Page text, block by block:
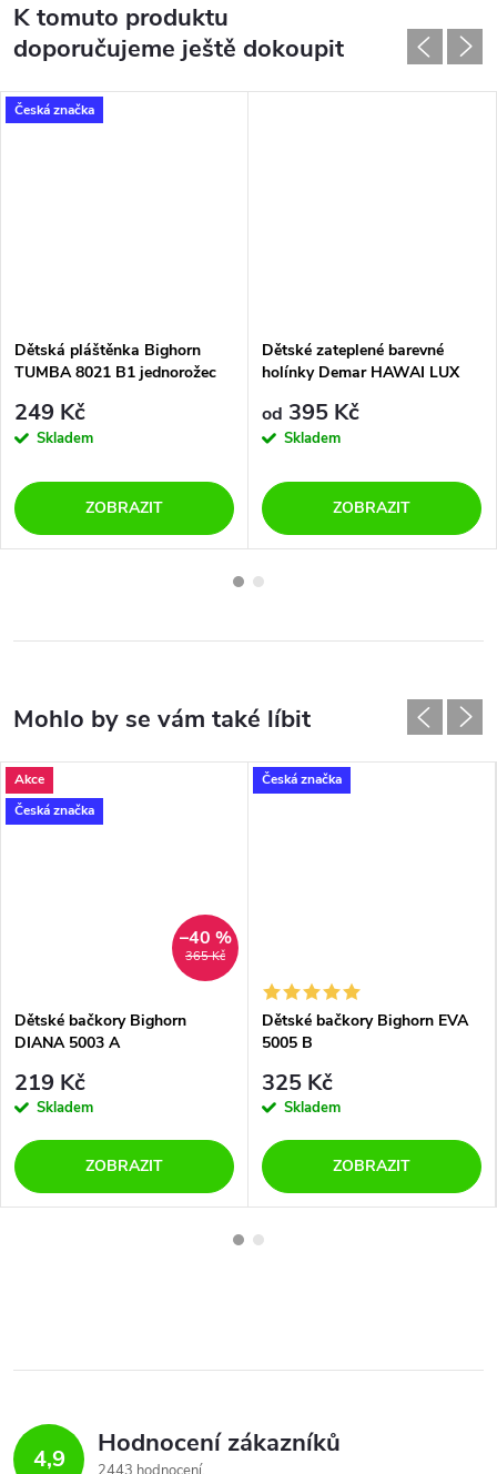
K tomuto produktu
doporučujeme ještě dokoupit
Česká značka
Dětská pláštěnka Bighorn
TUMBA 8021 B1 jednorožec
249 Kč
Skladem
ZOBRAZIT
Dětské zateplené barevné
holínky Demar HAWAI LUX
od 395 Kč
Skladem
ZOBRAZIT
Akce
Česká značka
365 Kč
–40 %
Dětské bačkory Bighorn
DIANA 5003 A
219 Kč
Skladem
ZOBRAZIT
Česká značka
Dětské bačkory Bighorn EVA
5005 B
325 Kč
Skladem
ZOBRAZIT
4,9 Hodnocení zákazníků